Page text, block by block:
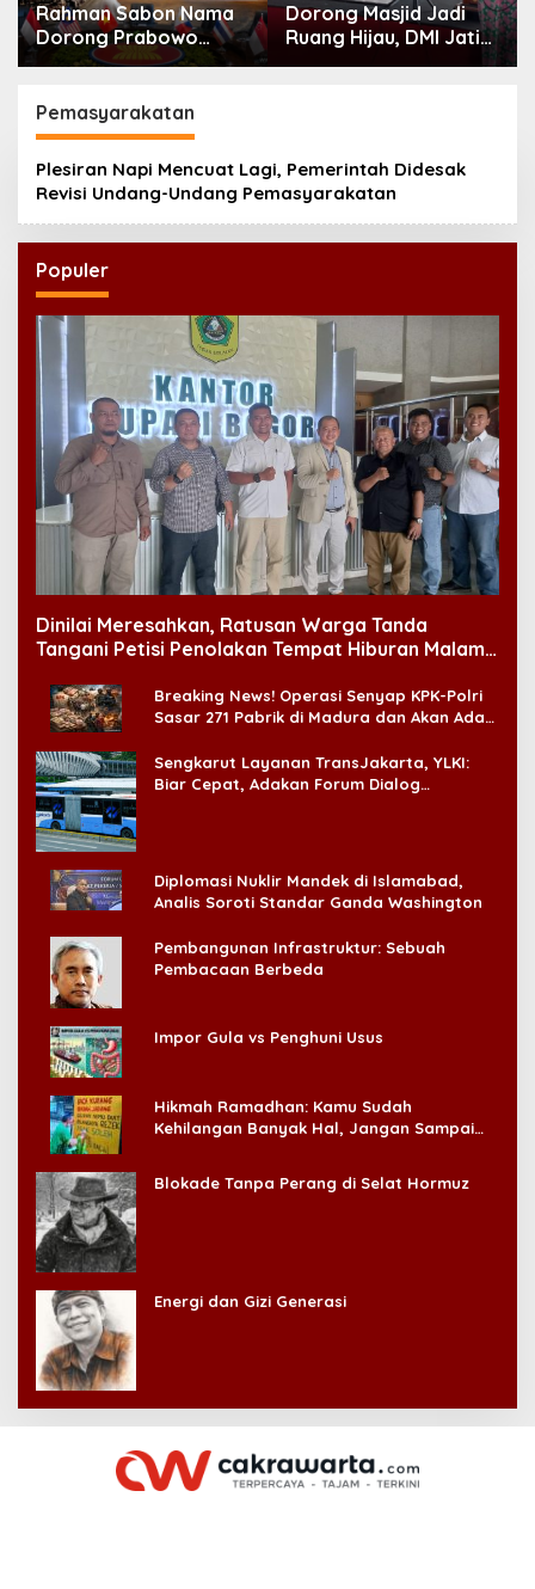
Rahman Sabon Nama
Dorong Prabowo
Perkuat Koordinasi
Perang Iran-Israel
Dorong Masjid Jadi
Ruang Hijau, DMI Jatim
Tanam 300 Bibit
Pemasyarakatan
Plesiran Napi Mencuat Lagi, Pemerintah Didesak
Revisi Undang-Undang Pemasyarakatan
Populer
Dinilai Meresahkan, Ratusan Warga Tanda
Tangani Petisi Penolakan Tempat Hiburan Malam
Breaking News! Operasi Senyap KPK-Polri
Sasar 271 Pabrik di Madura dan Akan Ada
Sengkarut Layanan TransJakarta, YLKI:
Biar Cepat, Adakan Forum Dialog
Diplomasi Nuklir Mandek di Islamabad,
Analis Soroti Standar Ganda Washington
Pembangunan Infrastruktur: Sebuah
Pembacaan Berbeda
Impor Gula vs Penghuni Usus
Hikmah Ramadhan: Kamu Sudah
Kehilangan Banyak Hal, Jangan Sampai
Blokade Tanpa Perang di Selat Hormuz
Energi dan Gizi Generasi